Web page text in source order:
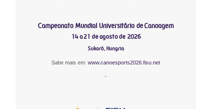
Campeonato Mundial Universitário de Canoagem
14 a 21 de agosto de 2026
Sukoró, Hungria
Sabe mais em:www.canoesports2026.fisu.net
-